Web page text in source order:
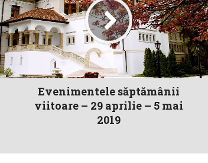
Evenimentele săptămânii
viitoare – 29 aprilie – 5 mai
2019